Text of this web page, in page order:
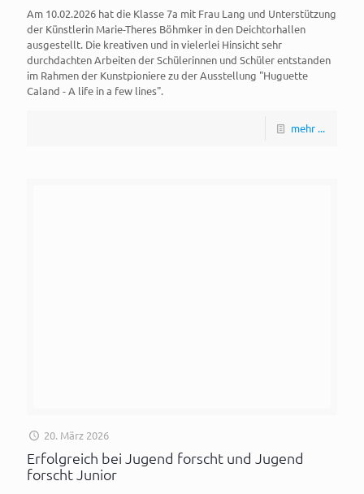
Am 10.02.2026 hat die Klasse 7a mit Frau Lang und Unterstützung
der Künstlerin Marie-Theres Böhmker in den Deichtorhallen
ausgestellt. Die kreativen und in vielerlei Hinsicht sehr
durchdachten Arbeiten der Schülerinnen und Schüler entstanden
im Rahmen der Kunstpioniere zu der Ausstellung "Huguette
Caland - A life in a few lines".
mehr ...
20. März 2026
Erfolgreich bei Jugend forscht und Jugend
forscht Junior